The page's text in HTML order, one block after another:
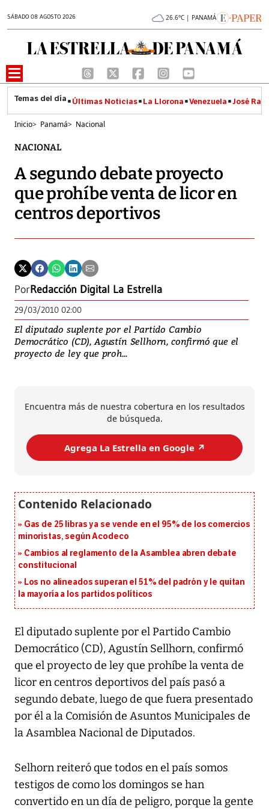
SÁBADO 08 AGOSTO 2026 26.6°C | PANAMÁ
Últimas Noticias La Llorona Venezuela José
Inicio> Panamá> Nacional
NACIONAL
A segundo debate proyecto
que prohíbe venta de licor en
centros deportivos
PorRedacción Digital La Estrella
29/03/2010 02:00
El diputado suplente por el Partido Cambio
Democrático (CD), Agustín Sellhorn, confirmó que el
proyecto de ley que proh...
Encuentra más de nuestra cobertura en los resultados
de búsqueda.
Agrega La Estrella en Google ↗️
Gas de 25 libras ya se vende en el 95% de los comercios
minoristas, según Acodeco
Cambios al reglamento de la Asamblea abren debate
constitucional
Los no alineados superan el 51% del padrón y le quitan
la mayoría a los partidos políticos
El diputado suplente por el Partido Cambio
Democrático (CD), Agustín Sellhorn, confirmó
que el proyecto de ley que prohíbe la venta de
licor en centros deportivos del país pasó a
segundo debate, luego de que fuera presentado
por él a la Comisión de Asuntos Municipales de
la Asamblea Nacional de Diputados.
Selhorn reiteró que todos en el país somos
testigos de como los domingos se han
convertido en un día de peligro, porque la gente